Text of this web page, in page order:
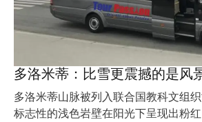
多洛米蒂：比雪更震撼的是风
多洛米蒂山脉被列入联合国教科文组
标志性的浅色岩壁在阳光下呈现出粉